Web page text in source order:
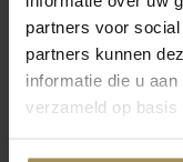
partners voor
partners kunnen
informatie die u
verzameld op
Versus
Harde
Jaloezieën
Shutters